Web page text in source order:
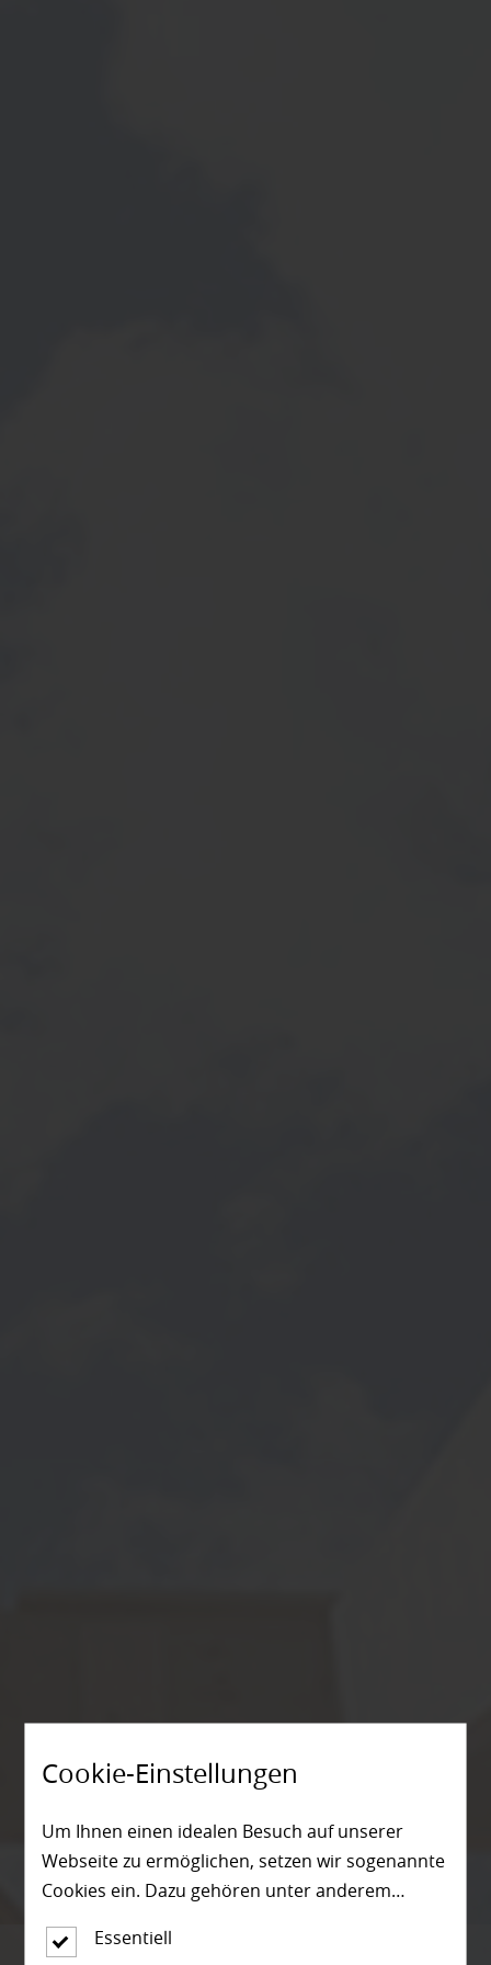
Cookie-Einstellungen
Um Ihnen einen idealen Besuch auf unserer
Webseite zu ermöglichen, setzen wir sogenannte
Cookies ein. Dazu gehören unter anderem
Cookies, die für die Steuerung und den
reibungslosen Betrieb unserer kommerziellen
Essentiell